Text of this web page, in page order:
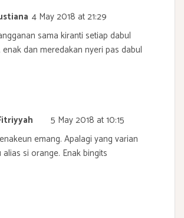
4 May 2018 at 21:29
sama kiranti setiap dabul
enak dan meredakan nyeri pas dabul
5 May 2018 at 10:15
emang. Apalagi yang varian
alias si orange. Enak bingits